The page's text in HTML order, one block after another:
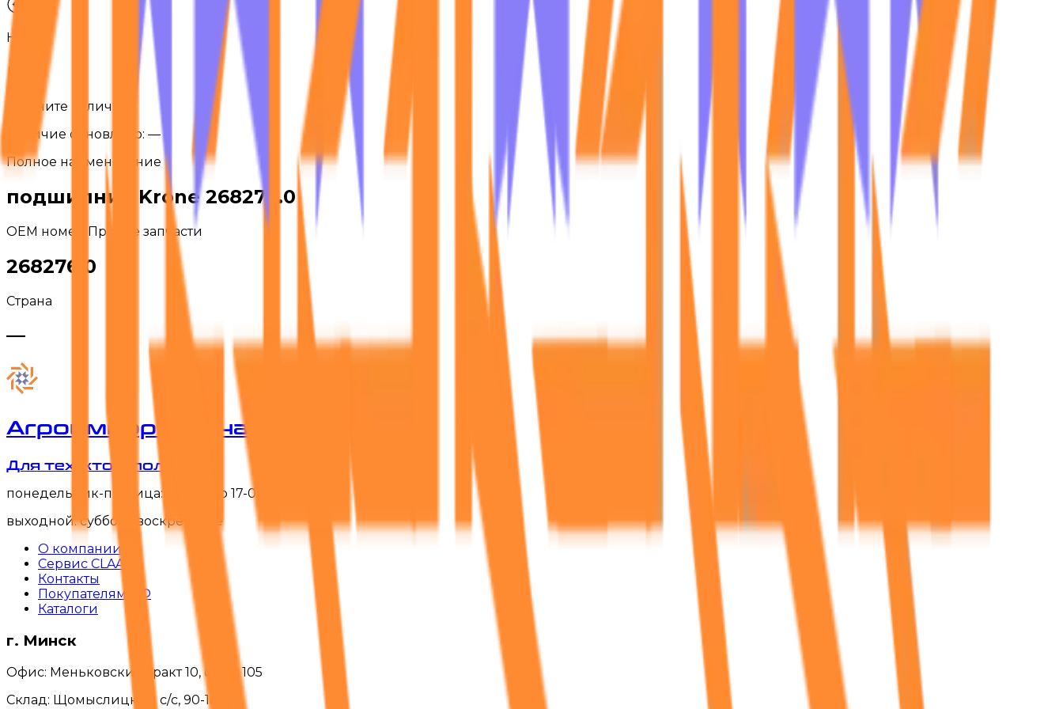
Назад
Уточните наличие
Наличие обновлено: —
Полное наименование
подшипник Krone 268276.0
OEM номер Прочие запчасти
268276.0
Страна
—
Агроимпортзапчасть
Для тех, кто в поле
понедельник-пятница: с 8-00 до 17-00
выходной: суббота, воскресенье
О компании
Сервис CLAAS
Контакты
Покупателям РФ
Каталоги
г. Минск
Офис: Меньковский тракт 10, офис 105
Склад: Щомыслицкий с/с, 90-1а